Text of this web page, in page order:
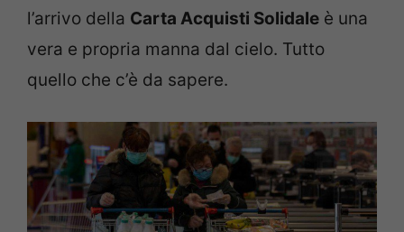
l’arrivo della Carta Acquisti Solidale è una
vera e propria manna dal cielo. Tutto
quello che c’è da sapere.